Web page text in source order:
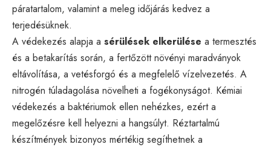
páratartalom, valamint a meleg időjárás kedvez a
terjedésüknek.
A védekezés alapja a sérülések elkerülése a termesztés
és a betakarítás során, a fertőzött növényi maradványok
eltávolítása, a vetésforgó és a megfelelő vízelvezetés. A
nitrogén túladagolása növelheti a fogékonyságot. Kémiai
védekezés a baktériumok ellen nehézkes, ezért a
megelőzésre kell helyezni a hangsúlyt. Réztartalmú
készítmények bizonyos mértékig segíthetnek a